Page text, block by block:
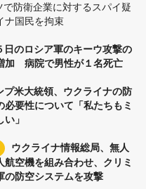
で防衛企業に対するスパイ疑
ナ国民を拘束
日のロシア軍のキーウ攻撃の
加 病院で男性が１名死亡
プ米大統領、ウクライナの防
必要性について「私たちもミ
」
ウクライナ情報総局、無人
航空機を組み合わせ、クリミ
の防空システムを攻撃